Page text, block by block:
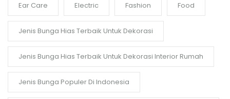
Ear Care Electric Fashion Food
Jenis Bunga Hias Terbaik Untuk Dekorasi
Jenis Bunga Hias Terbaik Untuk Dekorasi Interior Rumah
Jenis Bunga Populer Di Indonesia